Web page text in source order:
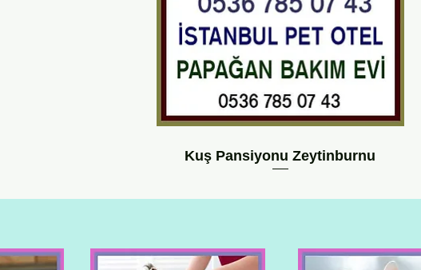
Kuş Pansiyonu Zeytinburnu